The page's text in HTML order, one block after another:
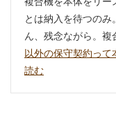
とは納入を待つの
ん、残念ながら。複
以外の保守契約っ
読む